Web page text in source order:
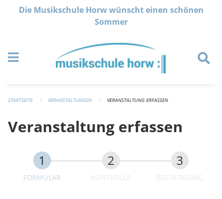
Navigation überspringen
Die Musikschule Horw wünscht einen schönen
Sommer
STARTSEITE VERANSTALTUNGEN VERANSTALTUNG ERFASSEN
Veranstaltung erfassen
FORMULAR KONTROLLE BESTÄTIGUNG